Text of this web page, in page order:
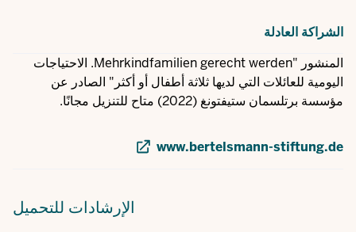
الشراكة العادلة
المنشور "Mehrkindfamilien gerecht werden. الاحتياجات
اليومية للعائلات التي لديها ثلاثة أطفال أو أكثر" الصادر عن
مؤسسة برتلسمان ستيفتونغ (2022) متاح للتنزيل مجانًا.
www.bertelsmann-stiftung.de
الإرشادات للتحميل